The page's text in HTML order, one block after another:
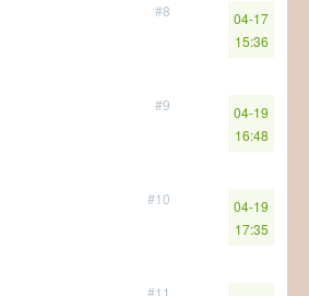
#8
04-17
15:36
#9
04-19
16:48
#10
04-19
17:35
#11